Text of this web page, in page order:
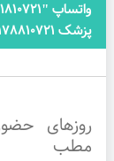
پزشک 09178810721 / 09301810721
روزهای
مطب